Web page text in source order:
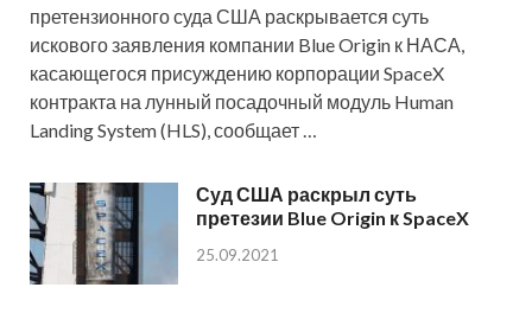
претензионного суда США раскрывается суть
искового заявления компании Blue Origin к НАСА,
касающегося присуждению корпорации SpaceX
контракта на лунный посадочный модуль Human
Landing System (HLS), сообщает …
Суд США раскрыл суть
претезии Blue Origin к SpaceX
25.09.2021